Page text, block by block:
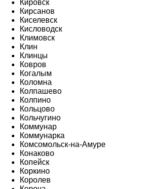
Кировск
Кирсанов
Киселевск
Кисловодск
Климовск
Клин
Клинцы
Ковров
Когалым
Коломна
Колпашево
Колпино
Кольцово
Кольчугино
Коммунар
Коммунарка
Комсомольск-на-Амуре
Конаково
Копейск
Коркино
Королев